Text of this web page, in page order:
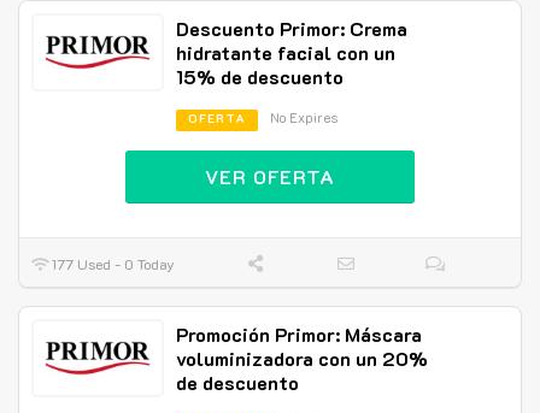
Descuento Primor: Crema
hidratante facial con un
15% de descuento
OFERTA No Expires
VER OFERTA
177 Used - 0 Today
Promoción Primor: Máscara
voluminizadora con un 20%
de descuento